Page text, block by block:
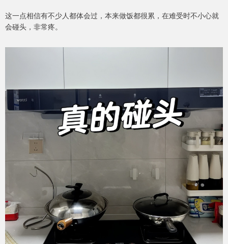
这一点相信有不少人都体会过，本来做饭都很累，在难受时不小心就
会碰头，非常疼。